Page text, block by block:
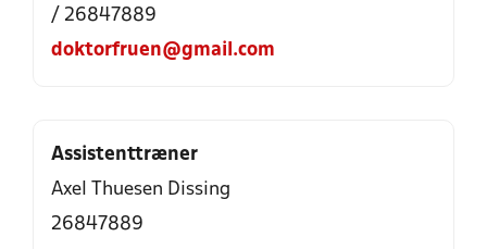
/ 26847889
doktorfruen@gmail.com
Assistenttræner
Axel Thuesen Dissing
26847889